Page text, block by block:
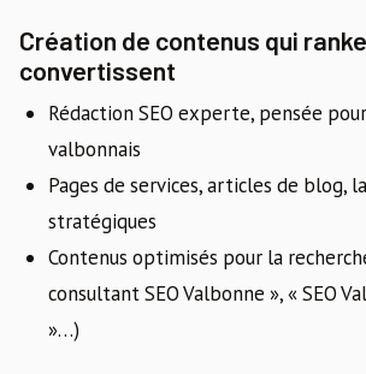
Création de contenus qui
convertissent
Rédaction SEO experte, pensée
valbonnais
Pages de services, articles de blog,
stratégiques
Contenus optimisés pour la
consultant SEO Valbonne », « SEO
»…)